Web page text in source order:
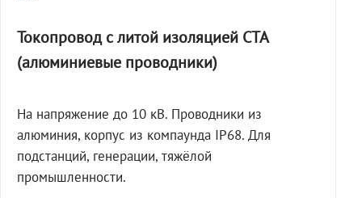
Токопровод с литой изоляцией СТА
(алюминиевые проводники)
На напряжение до 10 кВ. Проводники из
алюминия, корпус из компаунда IP68. Для
подстанций, генерации, тяжёлой
промышленности.